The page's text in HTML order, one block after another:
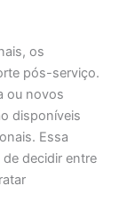
os
pós-serviço.
ou novos
disponíveis
Essa
decidir entre